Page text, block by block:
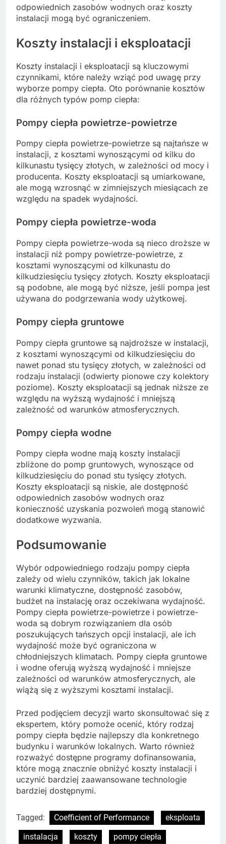
odpowiednich zasobów wodnych oraz koszty
instalacji mogą być ograniczeniem.
Koszty instalacji i eksploatacji
Koszty instalacji i eksploatacji są kluczowymi
czynnikami, które należy wziąć pod uwagę przy
wyborze pompy ciepła. Oto porównanie kosztów
dla różnych typów pomp ciepła:
Pompy ciepła powietrze-powietrze
Pompy ciepła powietrze-powietrze są najtańsze w
instalacji, z kosztami wynoszącymi od kilku do
kilkunastu tysięcy złotych, w zależności od mocy i
producenta. Koszty eksploatacji są umiarkowane,
ale mogą wzrosnąć w zimniejszych miesiącach ze
względu na spadek wydajności.
Pompy ciepła powietrze-woda
Pompy ciepła powietrze-woda są nieco droższe w
instalacji niż pompy powietrze-powietrze, z
kosztami wynoszącymi od kilkunastu do
kilkudziesięciu tysięcy złotych. Koszty eksploatacji
są podobne, ale mogą być niższe, jeśli pompa jest
używana do podgrzewania wody użytkowej.
Pompy ciepła gruntowe
Pompy ciepła gruntowe są najdroższe w instalacji,
z kosztami wynoszącymi od kilkudziesięciu do
nawet ponad stu tysięcy złotych, w zależności od
rodzaju instalacji (odwierty pionowe czy kolektory
poziome). Koszty eksploatacji są jednak niższe ze
względu na wyższą wydajność i mniejszą
zależność od warunków atmosferycznych.
Pompy ciepła wodne
Pompy ciepła wodne mają koszty instalacji
zbliżone do pomp gruntowych, wynoszące od
kilkudziesięciu do ponad stu tysięcy złotych.
Koszty eksploatacji są niskie, ale dostępność
odpowiednich zasobów wodnych oraz
konieczność uzyskania pozwoleń mogą stanowić
dodatkowe wyzwania.
Podsumowanie
Wybór odpowiedniego rodzaju pompy ciepła
zależy od wielu czynników, takich jak lokalne
warunki klimatyczne, dostępność zasobów,
budżet na instalację oraz oczekiwana wydajność.
Pompy ciepła powietrze-powietrze i powietrze-
woda są dobrym rozwiązaniem dla osób
poszukujących tańszych opcji instalacji, ale ich
wydajność może być ograniczona w
chłodniejszych klimatach. Pompy ciepła gruntowe
i wodne oferują wyższą wydajność i mniejsze
zależności od warunków atmosferycznych, ale
wiążą się z wyższymi kosztami instalacji.
Przed podjęciem decyzji warto skonsultować się z
ekspertem, który pomoże ocenić, który rodzaj
pompy ciepła będzie najlepszy dla konkretnego
budynku i warunków lokalnych. Warto również
rozważyć dostępne programy dofinansowania,
które mogą znacznie obniżyć koszty instalacji i
uczynić bardziej zaawansowane technologie
bardziej dostępnymi.
Tagged: Coefficient of Performance
eksploata
instalacja
koszty
pompy ciepła